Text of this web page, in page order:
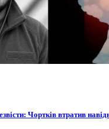
Чортків втратив